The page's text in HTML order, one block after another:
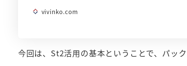
vivinko.com
今回は、St2活用の基本ということで、パッ